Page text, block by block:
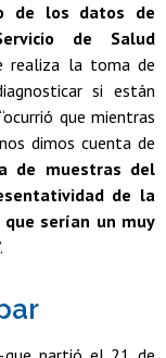
de los datos de
de Salud
realiza la toma de
si están
que mientras
dimos cuenta de
de muestras del
de la
serían un muy